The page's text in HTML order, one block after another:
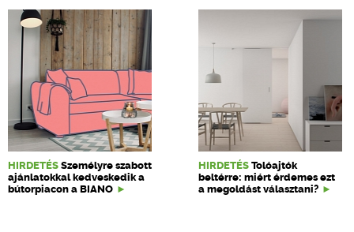
HIRDETÉS Személyre szabott
ajánlatokkal kedveskedik a
bútorpiacon a BIANO
HIRDETÉS Tolóajtók
beltérre: miért érdemes ezt
a megoldást választani?